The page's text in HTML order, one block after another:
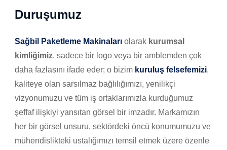
Duruşumuz
Sağbil Paketleme Makinaları olarak kurumsal
kimliğimiz, sadece bir logo veya bir amblemden çok
daha fazlasını ifade eder; o bizim kuruluş felsefemizi,
kaliteye olan sarsılmaz bağlılığımızı, yenilikçi
vizyonumuzu ve tüm iş ortaklarımızla kurduğumuz
şeffaf ilişkiyi yansıtan görsel bir imzadır. Markamızın
her bir görsel unsuru, sektördeki öncü konumumuzu ve
mühendislikteki ustalığımızı temsil etmek üzere özenle